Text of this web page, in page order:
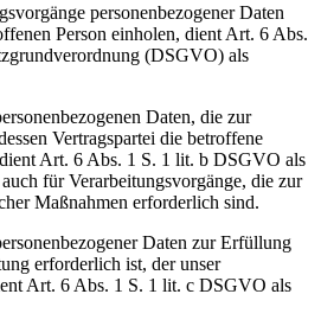
personenbezogener Daten
Person einholen, dient Art. 6 Abs.
(DSGVO) als
Daten, die zur
Vertragspartei die betroffene
Art. 6 Abs. 1 S. 1 lit. b DSGVO als
für Verarbeitungsvorgänge, die zur
Maßnahmen erforderlich sind.
Daten zur Erfüllung
erforderlich ist, der unser
Art. 6 Abs. 1 S. 1 lit. c DSGVO als